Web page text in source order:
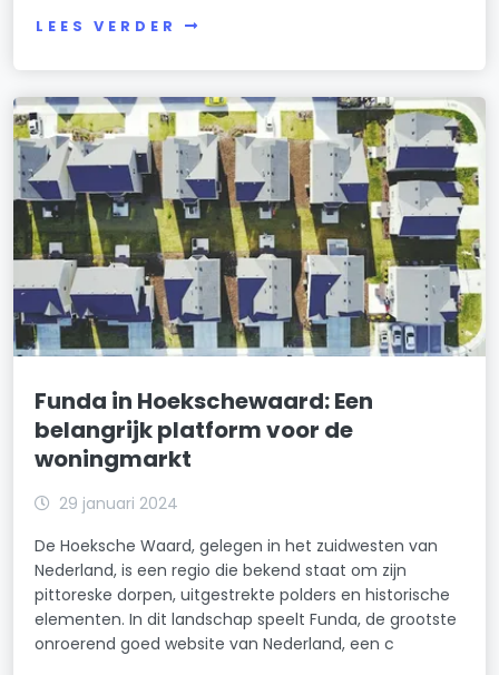
LEES VERDER
Funda in Hoekschewaard: Een
belangrijk platform voor de
woningmarkt
29 januari 2024
De Hoeksche Waard, gelegen in het zuidwesten van
Nederland, is een regio die bekend staat om zijn
pittoreske dorpen, uitgestrekte polders en historische
elementen. In dit landschap speelt Funda, de grootste
onroerend goed website van Nederland, een c